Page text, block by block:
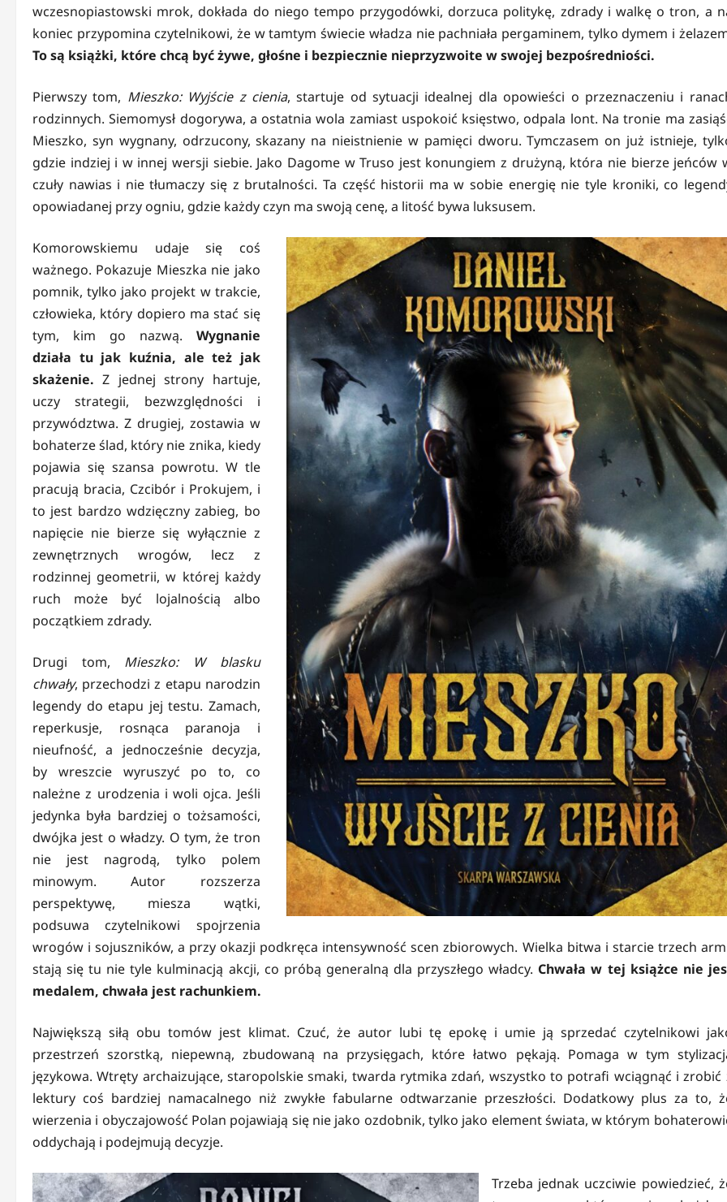
wczesnopiastowski mrok, dokłada do niego tempo przygodówki, dorzuca politykę, zdrady i walkę o tron, a
koniec przypomina czytelnikowi, że w tamtym świecie władza nie pachniała pergaminem, tylko dymem i
To są książki, które chcą być żywe, głośne i bezpiecznie nieprzyzwoite w swojej bezpośredniości.
Pierwszy tom, Mieszko: Wyjście z cienia, startuje od sytuacji idealnej dla opowieści o przeznaczeniu i
rodzinnych. Siemomysł dogorywa, a ostatnia wola zamiast uspokoić księstwo, odpala lont. Na tronie ma
Mieszko, syn wygnany, odrzucony, skazany na nieistnienie w pamięci dworu. Tymczasem on już istnieje,
gdzie indziej i w innej wersji siebie. Jako Dagome w Truso jest konungiem z drużyną, która nie bierze jeńców
czuły nawias i nie tłumaczy się z brutalności. Ta część historii ma w sobie energię nie tyle kroniki, co
opowiadanej przy ogniu, gdzie każdy czyn ma swoją cenę, a litość bywa luksusem.
Komorowskiemu udaje się coś
ważnego. Pokazuje Mieszka nie jako
pomnik, tylko jako projekt w trakcie,
człowieka, który dopiero ma stać się
tym, kim go nazwą. Wygnanie
działa tu jak kuźnia, ale też jak
skażenie. Z jednej strony hartuje,
uczy strategii, bezwzględności i
przywództwa. Z drugiej, zostawia w
bohaterze ślad, który nie znika, kiedy
pojawia się szansa powrotu. W tle
pracują bracia, Czcibór i Prokujem, i
to jest bardzo wdzięczny zabieg, bo
napięcie nie bierze się wyłącznie z
zewnętrznych wrogów, lecz z
rodzinnej geometrii, w której każdy
ruch może być lojalnością albo
początkiem zdrady.
Drugi tom, Mieszko: W blasku
chwały, przechodzi z etapu narodzin
legendy do etapu jej testu. Zamach,
reperkusje, rosnąca paranoja i
nieufność, a jednocześnie decyzja,
by wreszcie wyruszyć po to, co
należne z urodzenia i woli ojca. Jeśli
jedynka była bardziej o tożsamości,
dwójka jest o władzy. O tym, że tron
nie jest nagrodą, tylko polem
minowym. Autor rozszerza
perspektywę, miesza wątki,
podsuwa czytelnikowi spojrzenia
wrogów i sojuszników, a przy okazji podkręca intensywność scen zbiorowych. Wielka bitwa i starcie trzech
stają się tu nie tyle kulminacją akcji, co próbą generalną dla przyszłego władcy. Chwała w tej książce nie
medalem, chwała jest rachunkiem.
Największą siłą obu tomów jest klimat. Czuć, że autor lubi tę epokę i umie ją sprzedać czytelnikowi
przestrzeń szorstką, niepewną, zbudowaną na przysięgach, które łatwo pękają. Pomaga w tym
językowa. Wtręty archaizujące, staropolskie smaki, twarda rytmika zdań, wszystko to potrafi wciągnąć i zrobić
lektury coś bardziej namacalnego niż zwykłe fabularne odtwarzanie przeszłości. Dodatkowy plus za to,
wierzenia i obyczajowość Polan pojawiają się nie jako ozdobnik, tylko jako element świata, w którym
oddychają i podejmują decyzje.
Trzeba jednak uczciwie powiedzieć,